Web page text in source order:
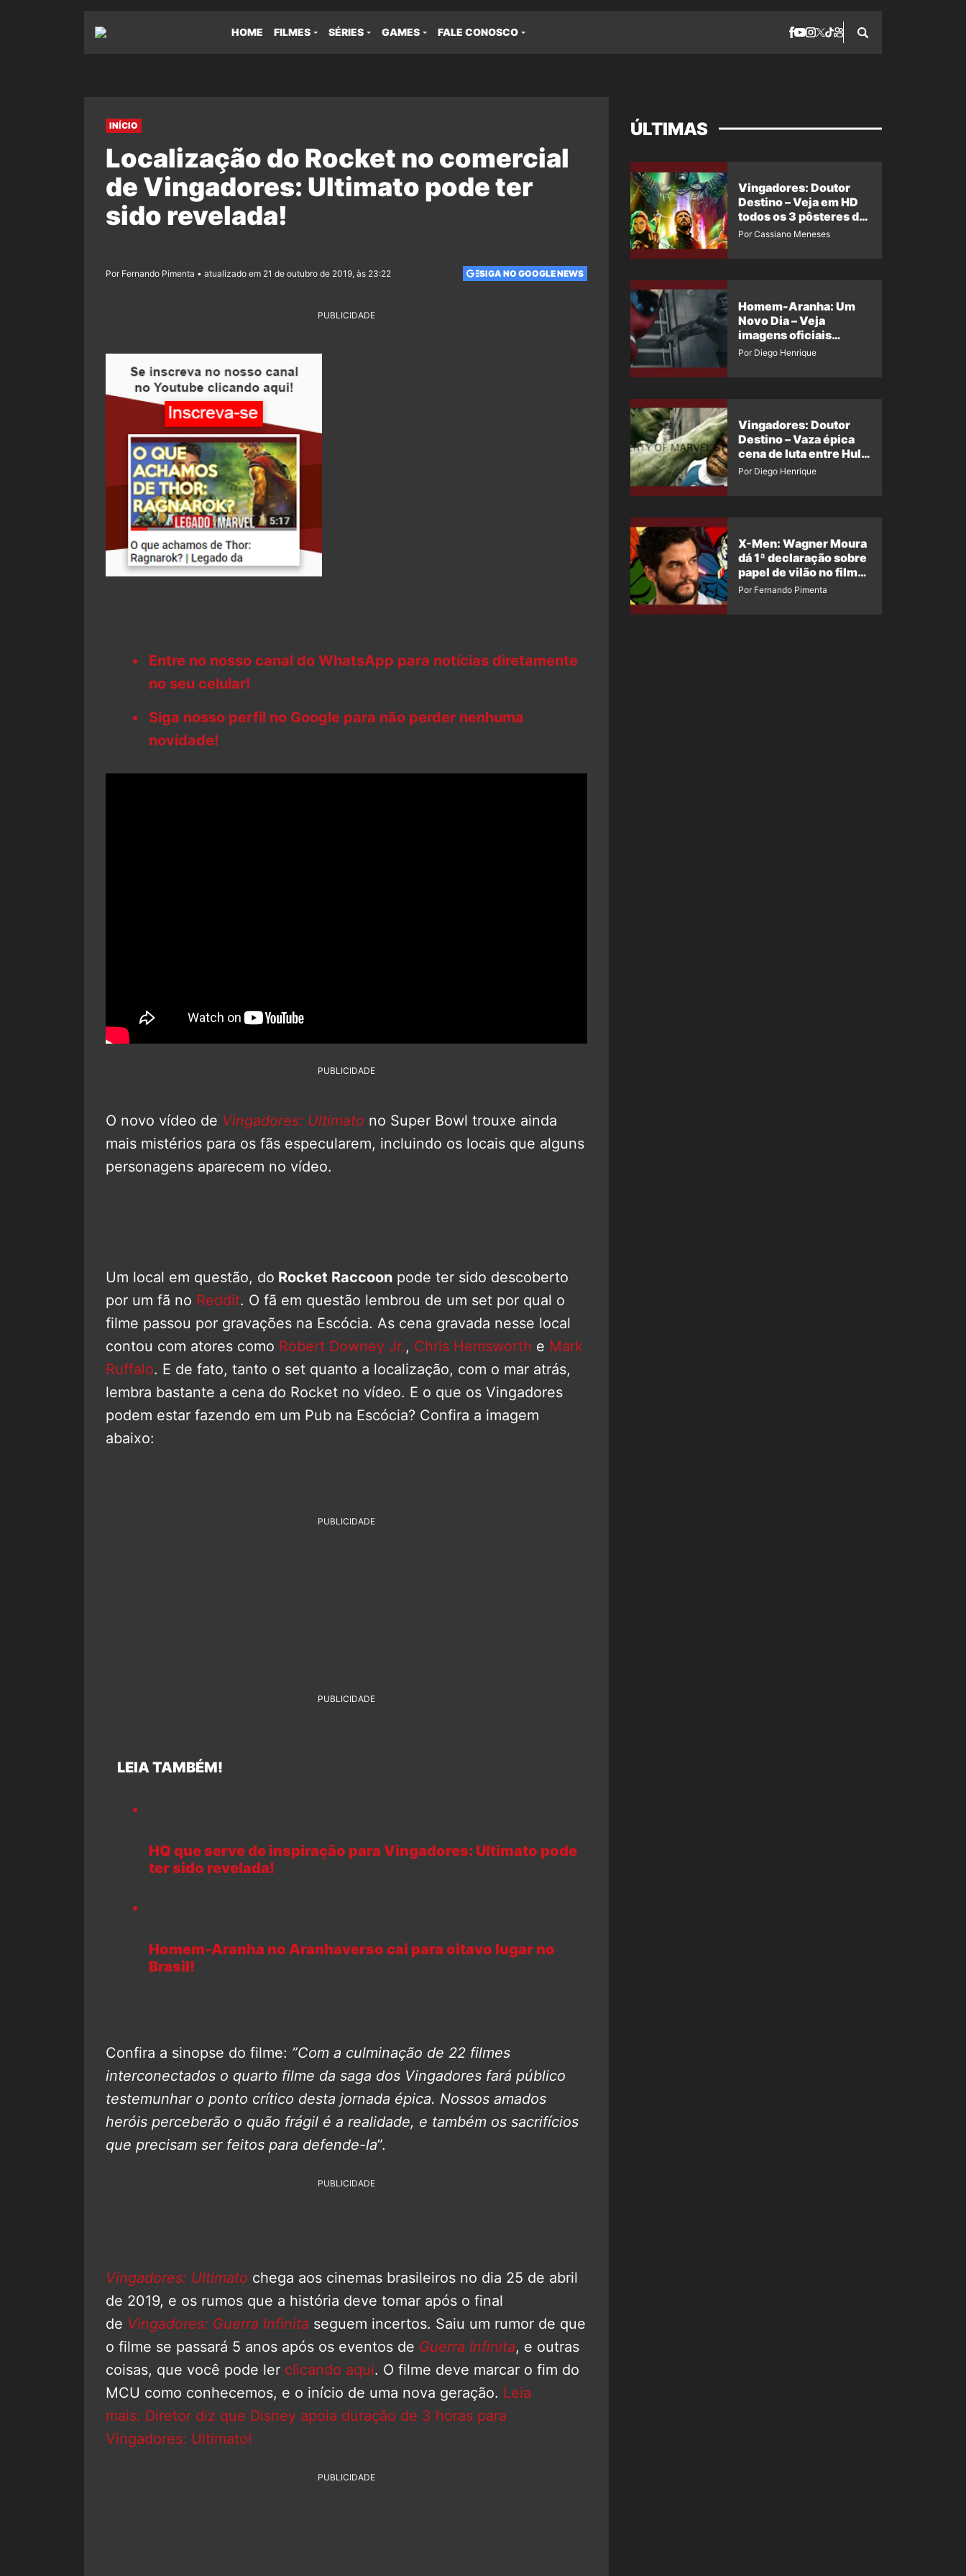
HOME FILMES SÉRIES GAMES FALE CONOSCO
INÍCIO
Localização do Rocket no comercial
de Vingadores: Ultimato pode ter
sido revelada!
Por Fernando Pimenta • atualizado em 21 de outubro de 2019, às 23:22 SIGA NO GOOGLE NEWS
PUBLICIDADE
Entre no nosso canal do WhatsApp para notícias diretamente
no seu celular!
Siga nosso perfil no Google para não perder nenhuma
novidade!
PUBLICIDADE
O novo vídeo de Vingadores: Ultimato no Super Bowl trouxe ainda
mais mistérios para os fãs especularem, incluindo os locais que alguns
personagens aparecem no vídeo.
Um local em questão, do Rocket Raccoon pode ter sido descoberto
por um fã no Reddit. O fã em questão lembrou de um set por qual o
filme passou por gravações na Escócia. As cena gravada nesse local
contou com atores como Robert Downey Jr., Chris Hemsworth e Mark
Ruffalo. E de fato, tanto o set quanto a localização, com o mar atrás,
lembra bastante a cena do Rocket no vídeo. E o que os Vingadores
podem estar fazendo em um Pub na Escócia? Confira a imagem
abaixo:
PUBLICIDADE
PUBLICIDADE
LEIA TAMBÉM!
HQ que serve de inspiração para Vingadores: Ultimato pode
ter sido revelada!
Homem-Aranha no Aranhaverso cai para oitavo lugar no
Brasil!
Confira a sinopse do filme: ”Com a culminação de 22 filmes
interconectados o quarto filme da saga dos Vingadores fará público
testemunhar o ponto crítico desta jornada épica. Nossos amados
heróis perceberão o quão frágil é a realidade, e também os sacrifícios
que precisam ser feitos para defende-la”.
PUBLICIDADE
Vingadores: Ultimato chega aos cinemas brasileiros no dia 25 de abril
de 2019, e os rumos que a história deve tomar após o final
de Vingadores: Guerra Infinita seguem incertos. Saiu um rumor de que
o filme se passará 5 anos após os eventos de Guerra Infinita, e outras
coisas, que você pode ler clicando aqui. O filme deve marcar o fim do
MCU como conhecemos, e o início de uma nova geração. Leia
mais: Diretor diz que Disney apoia duração de 3 horas para
Vingadores: Ultimato!
PUBLICIDADE
ÚLTIMAS
Vingadores: Doutor
Destino – Veja em HD
todos os 3 pôsteres de
‘Doomsday’ + 1 imagem
Por Cassiano Meneses
Homem-Aranha: Um
Novo Dia – Veja
imagens oficiais
descartadas do Hulk
Por Diego Henrique
Vingadores: Doutor
Destino – Vaza épica
cena de luta entre Hulk
e o Coisa
Por Diego Henrique
X-Men: Wagner Moura
dá 1ª declaração sobre
papel de vilão no filme
da Marvel
Por Fernando Pimenta